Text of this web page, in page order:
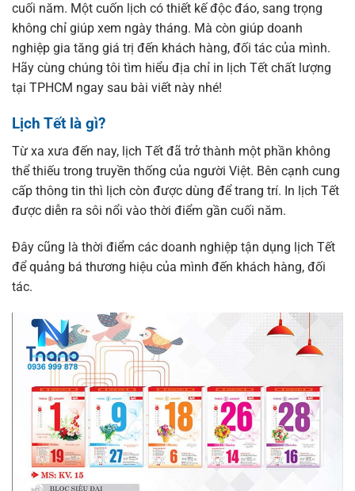
cuối năm. Một cuốn lịch có thiết kế độc đáo, sang trọng
không chỉ giúp xem ngày tháng. Mà còn giúp doanh
nghiệp gia tăng giá trị đến khách hàng, đối tác của mình.
Hãy cùng chúng tôi tìm hiểu địa chỉ in lịch Tết chất lượng
tại TPHCM ngay sau bài viết này nhé!
Lịch Tết là gì?
Từ xa xưa đến nay, lịch Tết đã trở thành một phần không
thể thiếu trong truyền thống của người Việt. Bên cạnh cung
cấp thông tin thì lịch còn được dùng để trang trí. In lịch Tết
được diễn ra sôi nổi vào thời điểm gần cuối năm.
Đây cũng là thời điểm các doanh nghiệp tận dụng lịch Tết
để quảng bá thương hiệu của mình đến khách hàng, đối
tác.